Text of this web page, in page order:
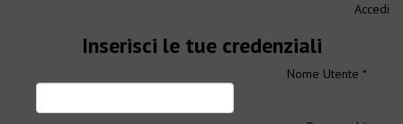
Accedi
Inserisci le tue credenziali
Nome Utente *